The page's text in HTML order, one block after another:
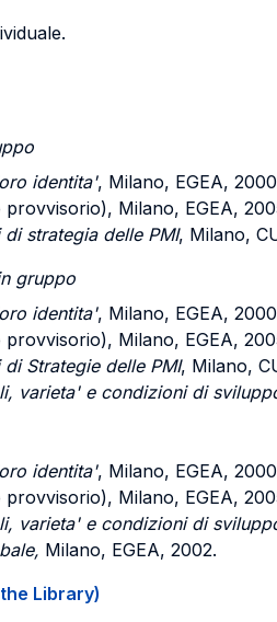
identita', Milano, EGEA,
provvisorio), Milano, EGEA,
strategia delle PMI, Milano,
gruppo
identita', Milano, EGEA,
provvisorio), Milano, EGEA,
Strategie delle PMI, Milano,
varieta' e condizioni di
identita', Milano, EGEA,
Milano, EGEA,
varieta' e condizioni di
Milano, EGEA, 2002.
Library)